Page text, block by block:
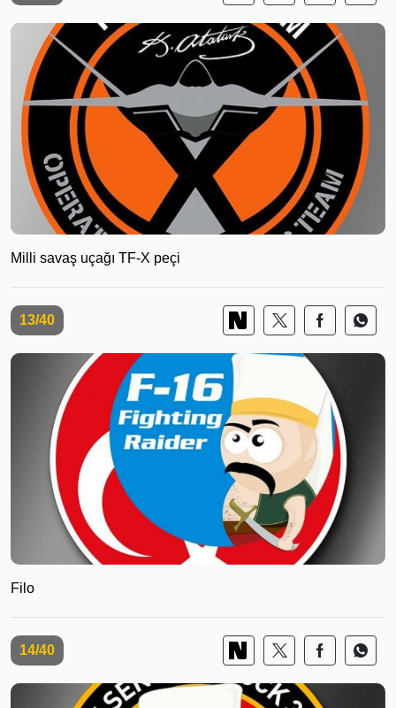
Milli savaş uçağı TF-X peçi
13/40
Filo
14/40